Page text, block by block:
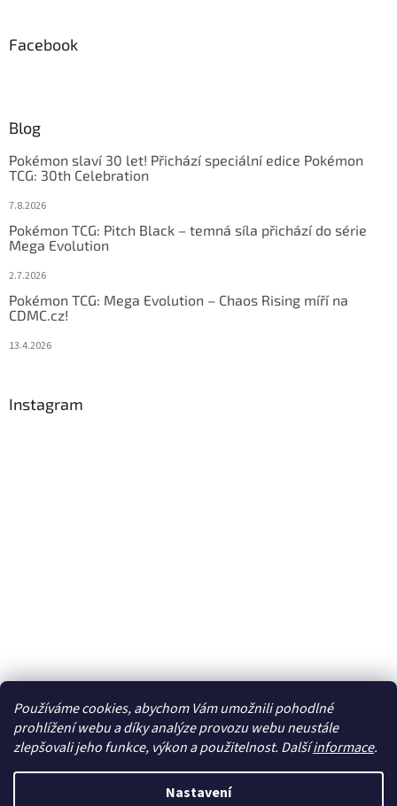
Používáme cookies, abychom Vám umožnili pohodlné
prohlížení webu a díky analýze provozu webu neustále
zlepšovali jeho funkce, výkon a použitelnost. Dalšíinformace.
Nastavení
Facebook
Blog
Pokémon slaví 30 let! Přichází speciální edice Pokémon
TCG: 30th Celebration
7.8.2026
Pokémon TCG: Pitch Black – temná síla přichází do série
Mega Evolution
2.7.2026
Pokémon TCG: Mega Evolution – Chaos Rising míří na
CDMC.cz!
13.4.2026
Instagram
Sledovat na Instagramu